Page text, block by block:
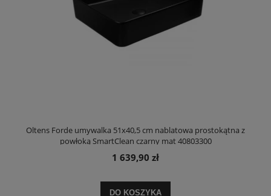
Oltens Forde umywalka 51x40,5 cm nablatowa prostokątna z
powłoką SmartClean czarny mat 40803300
1 639,90 zł
DO KOSZYKA